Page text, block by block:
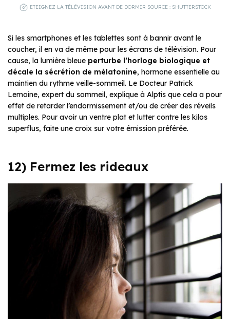
ETEIGNEZ LA TÉLÉVISION AVANT DE DORMIR SOURCE : SHUTTERSTOCK
Si les smartphones et les tablettes sont à bannir avant le
coucher, il en va de même pour les écrans de télévision. Pour
cause, la lumière bleue perturbe l’horloge biologique et
décale la sécrétion de mélatonine, hormone essentielle au
maintien du rythme veille-sommeil. Le Docteur Patrick
Lemoine, expert du sommeil, explique à Alptis que cela a pour
effet de retarder l’endormissement et/ou de créer des réveils
multiples. Pour avoir un ventre plat et lutter contre les kilos
superflus, faite une croix sur votre émission préférée.
12) Fermez les rideaux